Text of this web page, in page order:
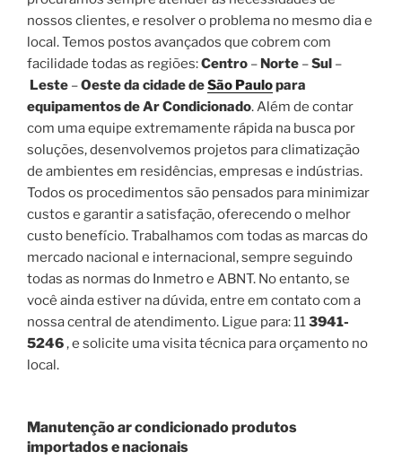
nossos clientes, e resolver o problema no mesmo dia e
local. Temos postos avançados que cobrem com
facilidade todas as regiões:Centro – Norte –Sul –
Leste –Oeste da cidade deSão Paulopara
equipamentos de Ar Condicionado. Além de contar
com uma equipe extremamente rápida na busca por
soluções, desenvolvemos projetos para climatização
de ambientes em residências, empresas e indústrias.
Todos os procedimentos são pensados para minimizar
custos e garantir a satisfação, oferecendo o melhor
custo benefício. Trabalhamos com todas as marcas do
mercado nacional e internacional, sempre seguindo
todas as normas do Inmetro e ABNT. No entanto, se
você ainda estiver na dúvida, entre em contato com a
nossa central de atendimento. Ligue para: 113941-
5246, e solicite uma visita técnica para orçamento no
local.
Manutenção ar condicionado produtos
importados e nacionais